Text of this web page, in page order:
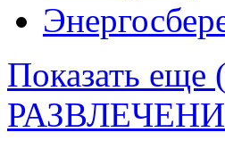
Показать еще